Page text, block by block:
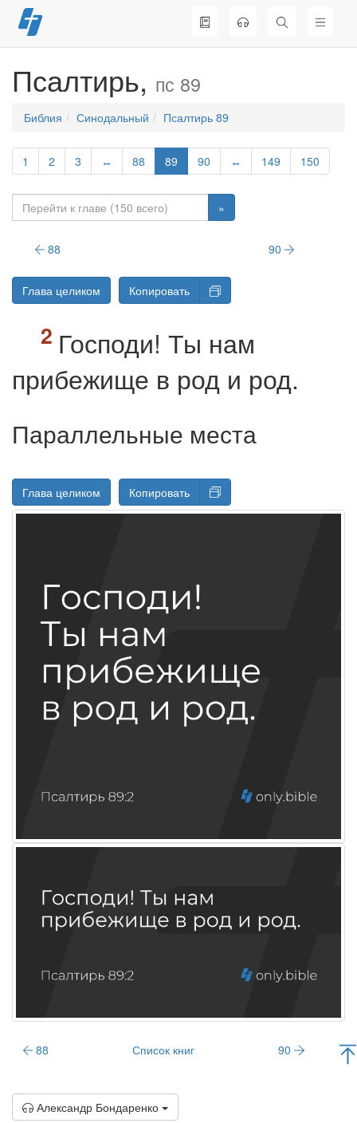
Перейти
к
Псалтирь, пс 89
Библия Синодальный Псалтирь 89
1 2 3 ↔ 88 89 90 ↔ 149 150
»
88 90
Глава целиком Копировать
Господи! Ты нам
прибежище в род и род.
Параллельные места
Глава целиком Копировать
88 Список книг 90
Александр Бондаренко